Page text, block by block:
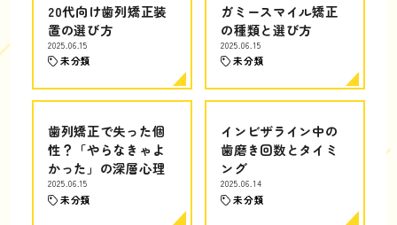
20代向け歯列矯正装
置の選び方
2025.06.15
未分類
ガミースマイル矯正
の種類と選び方
2025.06.15
未分類
歯列矯正で失った個
性？「やらなきゃよ
かった」の深層心理
2025.06.15
未分類
インビザライン中の
歯磨き回数とタイミ
ング
2025.06.14
未分類